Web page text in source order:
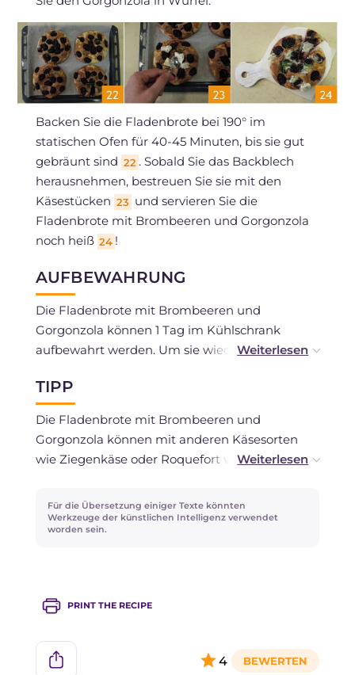
Backen Sie die Fladenbrote bei 190° im
statischen Ofen für 40-45 Minuten, bis sie gut
gebräunt sind 22 . Sobald Sie das Backblech
herausnehmen, bestreuen Sie sie mit den
Käsestücken 23 und servieren Sie die
Fladenbrote mit Brombeeren und Gorgonzola
noch heiß 24 !
AUFBEWAHRUNG
Die Fladenbrote mit Brombeeren und
Gorgonzola können 1 Tag im Kühlschrank
aufbewahrt werden. Um sie wieder knusprig zu
Ofen aufzufrischen, bevor Sie sie genießen. Das
Einfrieren der gebackenen oder rohen
Früchte zu viel Flüssigkeit freisetzen könnten.
TIPP
Die Fladenbrote mit Brombeeren und
Gorgonzola können mit anderen Käsesorten
wie Ziegenkäse oder Roquefort veredelt
süß oder pikant, Ihnen überlassen bleibt!
Für die Übersetzung einiger Texte könnten
Werkzeuge der künstlichen Intelligenz verwendet
worden sein.
PRINT THE RECIPE
4